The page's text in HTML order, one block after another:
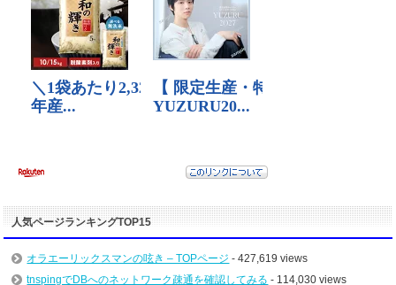
人気ページランキングTOP15
オラエーリックスマンの呟き – TOPページ - 427,619 views
tnspingでDBへのネットワーク疎通を確認してみる - 114,030 views